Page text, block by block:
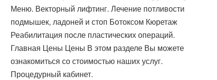
Меню. Векторный лифтинг. Лечение потливости
подмышек, ладоней и стоп Ботоксом Кюретаж
Реабилитация после пластических операций.
Главная Цены Цены В этом разделе Вы можете
ознакомиться со стоимостью наших услуг.
Процедурный кабинет.